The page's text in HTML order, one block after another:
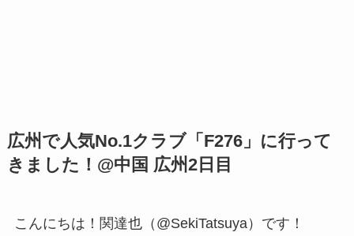
広州で人気No.1クラブ「F276」に行って
きました！@中国 広州2日目
こんにちは！関達也（@SekiTatsuya）です！